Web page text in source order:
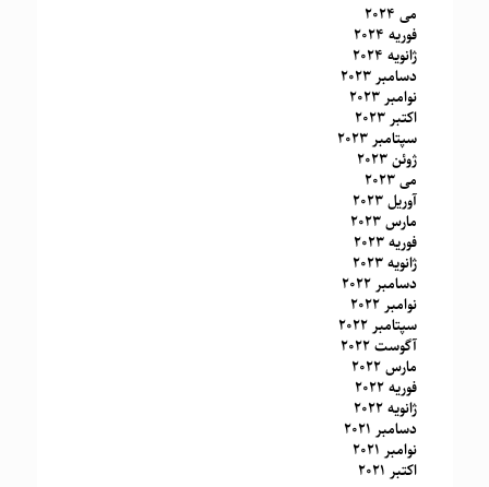
می 2024
فوریه 2024
ژانویه 2024
دسامبر 2023
نوامبر 2023
اکتبر 2023
سپتامبر 2023
ژوئن 2023
می 2023
آوریل 2023
مارس 2023
فوریه 2023
ژانویه 2023
دسامبر 2022
نوامبر 2022
سپتامبر 2022
آگوست 2022
مارس 2022
فوریه 2022
ژانویه 2022
دسامبر 2021
نوامبر 2021
اکتبر 2021